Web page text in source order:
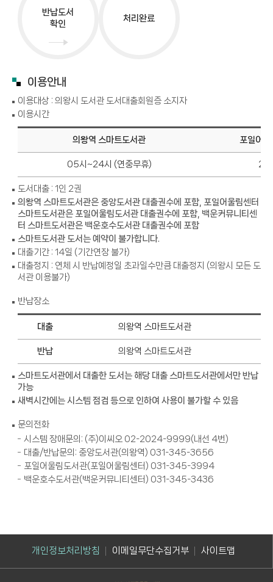
반납도서
확인
처리완료
이용안내
이용대상 : 의왕시 도서관 도서대출회원증 소지자
이용시간
의왕역 스마트도서관 포일어
05시~24시 (연중무휴) 24
도서대출 : 1인 2권
의왕역 스마트도서관은 중앙도서관 대출권수에 포함, 포일어울림센터
스마트도서관은 포일어울림도서관 대출권수에 포함, 백운커뮤니티센
터 스마트도서관은 백운호수도서관 대출권수에 포함
스마트도서관 도서는 예약이 불가합니다.
대출기간 : 14일 (기간연장 불가)
대출정지 : 연체 시 반납예정일 초과일수만큼 대출정지 (의왕시 모든 도
서관 이용불가)
반납장소
대출 의왕역 스마트도서관
반납 의왕역 스마트도서관
스마트도서관에서 대출한 도서는 해당 대출 스마트도서관에서만 반납
가능
새벽시간에는 시스템 점검 등으로 인하여 사용이 불가할 수 있음
문의전화
시스템 장애문의: (주)이씨오 02-2024-9999(내선 4번)
대출/반납문의: 중앙도서관(의왕역) 031-345-3656
포일어울림도서관(포일어울림센터) 031-345-3994
백운호수도서관(백운커뮤니티센터) 031-345-3436
개인정보처리방침 이메일무단수집거부 사이트맵